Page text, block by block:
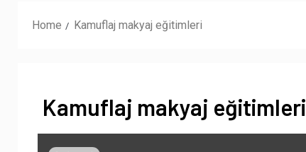
Home Kamuflaj makyaj eğitimleri
Kamuflaj makyaj eğitimleri